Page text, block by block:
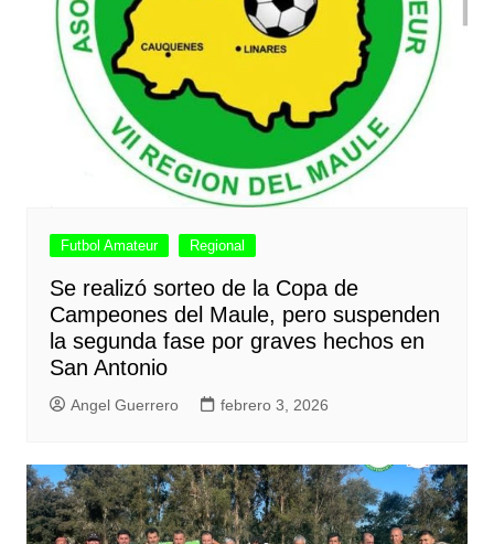
Futbol Amateur Regional
Se realizó sorteo de la Copa de
Campeones del Maule, pero suspenden
la segunda fase por graves hechos en
San Antonio
Angel Guerrero febrero 3, 2026